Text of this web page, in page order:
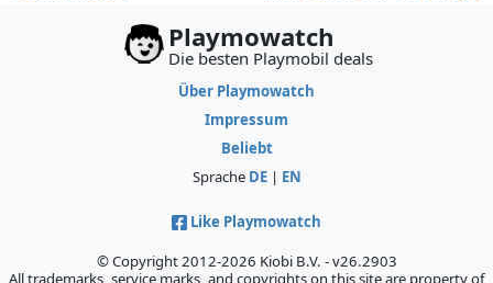
Playmowatch
Die besten Playmobil deals
Über Playmowatch
Impressum
Beliebt
Sprache DE| EN
Like Playmowatch
© Copyright 2012-2026 Kiobi B.V. - v26.2903
All trademarks, service marks, and copyrights on this site are property of